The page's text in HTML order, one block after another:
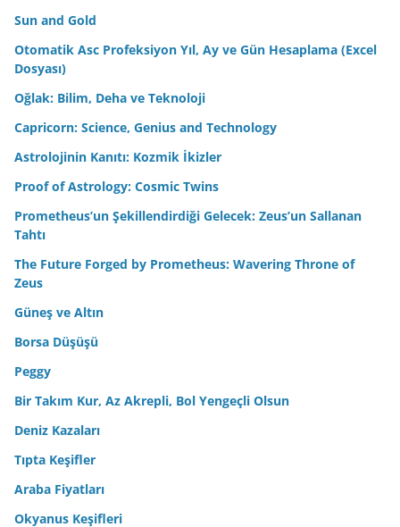
Sun and Gold
Otomatik Asc Profeksiyon Yıl, Ay ve Gün Hesaplama (Excel
Dosyası)
Oğlak: Bilim, Deha ve Teknoloji
Capricorn: Science, Genius and Technology
Astrolojinin Kanıtı: Kozmik İkizler
Proof of Astrology: Cosmic Twins
Prometheus’un Şekillendirdiği Gelecek: Zeus’un Sallanan
Tahtı
The Future Forged by Prometheus: Wavering Throne of
Zeus
Güneş ve Altın
Borsa Düşüşü
Peggy
Bir Takım Kur, Az Akrepli, Bol Yengeçli Olsun
Deniz Kazaları
Tıpta Keşifler
Araba Fiyatları
Okyanus Keşifleri